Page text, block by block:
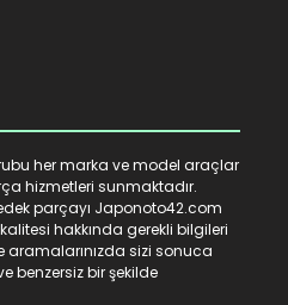
her marka ve model araçlar
hizmetleri sunmaktadır.
parçayı Japonoto42.com
hakkında gerekli bilgileri
aramalarınızda sizi sonuca
benzersiz bir şekilde